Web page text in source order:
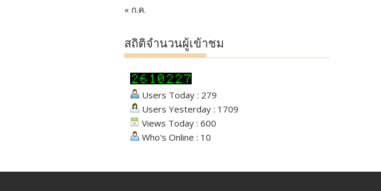
« ก.ค.
สถิติจำนวนผู้เข้าชม
Users Today : 279
Users Yesterday : 1709
Views Today : 600
Who's Online : 10